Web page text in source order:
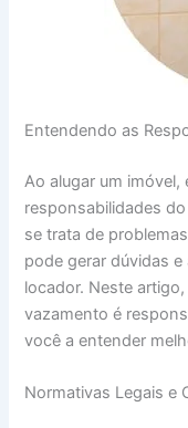
Entendendo as
Ao alugar um
responsabilidades
se trata de
pode gerar dúvidas
locador. Neste
vazamento é
você a entender
Normativas Legais e